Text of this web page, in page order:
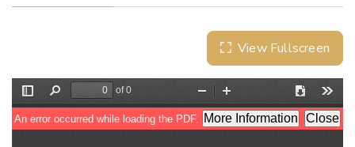
View Fullscreen